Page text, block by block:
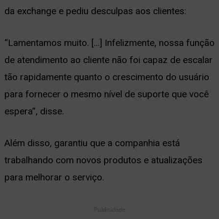
da exchange e pediu desculpas aos clientes:
“Lamentamos muito. […] Infelizmente, nossa função
de atendimento ao cliente não foi capaz de escalar
tão rapidamente quanto o crescimento do usuário
para fornecer o mesmo nível de suporte que você
espera”, disse.
Além disso, garantiu que a companhia está
trabalhando com novos produtos e atualizações
para melhorar o serviço.
Publicidade